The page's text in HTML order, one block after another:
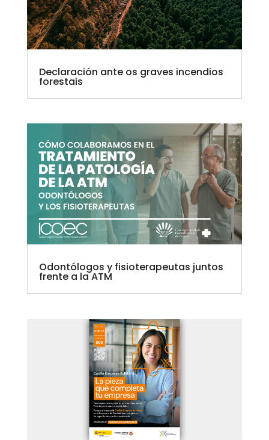
Declaración ante os graves incendios
forestais
Odontólogos y fisioterapeutas juntos
frente a la ATM